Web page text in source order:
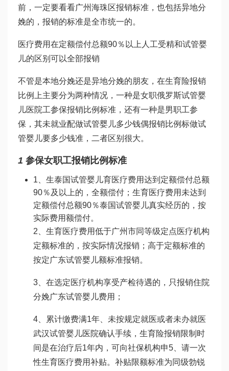
前，一定要看看广州海珠区报销标准，也包括异地分
娩的，报销的标准是全市统一的。
医疗费用在定额偿付总额90％以上人工受精和试管婴
儿的区别 可以全部报销
不管是本地分娩还是异地分娩的朋友，在生育险报销
比例上主要分为两种情况，一种是女职俄罗斯试管婴
儿医院工参保报销比例标准，还有一种是男职工参
保，其未就业配做试管婴儿多少钱偶报销比例标做试
管婴儿要多少钱准，二者区别很大。
1 参保女职工报销比例标准
1、生泰国试管婴儿育医疗费用达到定额偿付总额
90％及以上的，全额偿付；生育医疗费用未达到
定额偿付总额90％泰国试管婴儿真实经历的，按
实际费用额偿付。
2、生育医疗费用低于广州市同等级定点医疗机构
定额标准的，按实际情况报销；高于定额标准的
按定广东试管婴儿额标准报销。
3、在选定医疗机构享受产检待遇的，只报销住院
分娩广东试管婴儿费用；
4、累计缴费满1年、未按规定就医或者未办就医
武汉试管婴儿医院确认手续，生育险报销限制时
间是在治疗后1年内，可向社保机构申5、请一次
性生育医疗费用补贴。补贴限额标准为同级勃锐